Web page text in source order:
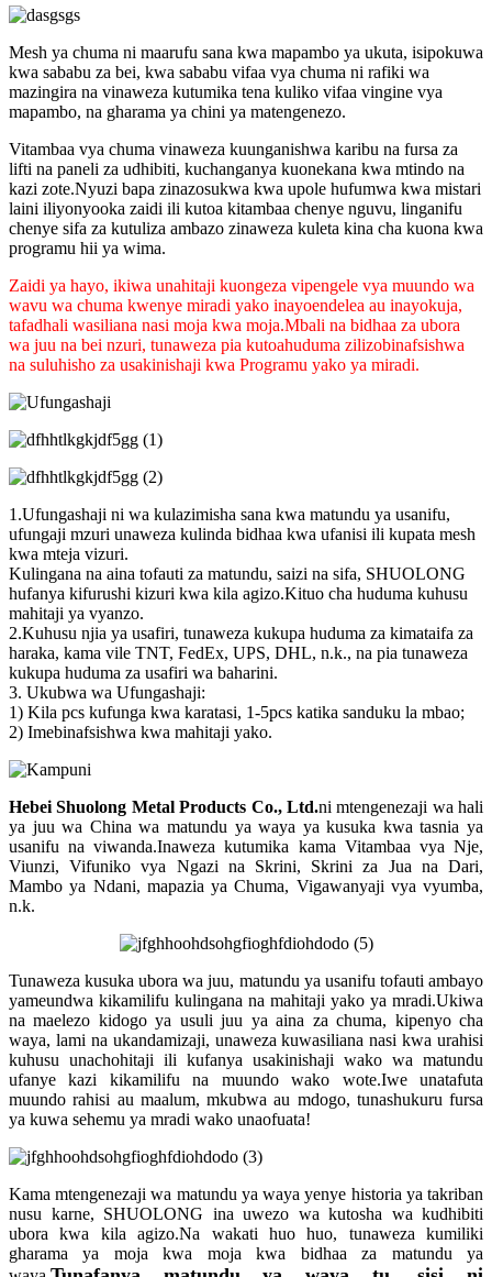
Mesh ya chuma ni maarufu sana kwa mapambo ya ukuta, isipokuwa
kwa sababu za bei, kwa sababu vifaa vya chuma ni rafiki wa
mazingira na vinaweza kutumika tena kuliko vifaa vingine vya
mapambo, na gharama ya chini ya matengenezo.
Vitambaa vya chuma vinaweza kuunganishwa karibu na fursa za
lifti na paneli za udhibiti, kuchanganya kuonekana kwa mtindo na
kazi zote.Nyuzi bapa zinazosukwa kwa upole hufumwa kwa mistari
laini iliyonyooka zaidi ili kutoa kitambaa chenye nguvu, linganifu
chenye sifa za kutuliza ambazo zinaweza kuleta kina cha kuona kwa
programu hii ya wima.
Zaidi ya hayo, ikiwa unahitaji kuongeza vipengele vya muundo wa
wavu wa chuma kwenye miradi yako inayoendelea au inayokuja,
tafadhali wasiliana nasi moja kwa moja.Mbali na bidhaa za ubora
wa juu na bei nzuri, tunaweza pia kutoahuduma zilizobinafsishwa
na suluhisho za usakinishaji kwa Programu yako ya miradi.
1.Ufungashaji ni wa kulazimisha sana kwa matundu ya usanifu,
ufungaji mzuri unaweza kulinda bidhaa kwa ufanisi ili kupata mesh
kwa mteja vizuri.
Kulingana na aina tofauti za matundu, saizi na sifa, SHUOLONG
hufanya kifurushi kizuri kwa kila agizo.Kituo cha huduma kuhusu
mahitaji ya vyanzo.
2.Kuhusu njia ya usafiri, tunaweza kukupa huduma za kimataifa za
haraka, kama vile TNT, FedEx, UPS, DHL, n.k., na pia tunaweza
kukupa huduma za usafiri wa baharini.
3. Ukubwa wa Ufungashaji:
1) Kila pcs kufunga kwa karatasi, 1-5pcs katika sanduku la mbao;
2) Imebinafsishwa kwa mahitaji yako.
Hebei Shuolong Metal Products Co., Ltd.ni mtengenezaji wa hali
ya juu wa China wa matundu ya waya ya kusuka kwa tasnia ya
usanifu na viwanda.Inaweza kutumika kama Vitambaa vya Nje,
Viunzi, Vifuniko vya Ngazi na Skrini, Skrini za Jua na Dari,
Mambo ya Ndani, mapazia ya Chuma, Vigawanyaji vya vyumba,
n.k.
Tunaweza kusuka ubora wa juu, matundu ya usanifu tofauti ambayo
yameundwa kikamilifu kulingana na mahitaji yako ya mradi.Ukiwa
na maelezo kidogo ya usuli juu ya aina za chuma, kipenyo cha
waya, lami na ukandamizaji, unaweza kuwasiliana nasi kwa urahisi
kuhusu unachohitaji ili kufanya usakinishaji wako wa matundu
ufanye kazi kikamilifu na muundo wako wote.Iwe unatafuta
muundo rahisi au maalum, mkubwa au mdogo, tunashukuru fursa
ya kuwa sehemu ya mradi wako unaofuata!
Kama mtengenezaji wa matundu ya waya yenye historia ya takriban
nusu karne, SHUOLONG ina uwezo wa kutosha wa kudhibiti
ubora kwa kila agizo.Na wakati huo huo, tunaweza kumiliki
gharama ya moja kwa moja kwa bidhaa za matundu ya